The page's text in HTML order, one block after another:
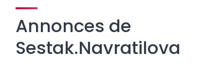
Annonces de
Sestak.Navratilova